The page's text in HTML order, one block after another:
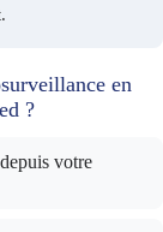
en
?
votre